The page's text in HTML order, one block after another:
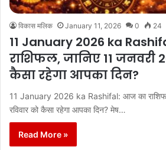
विकास मलिक January 11, 2026 0 24
11 January 2026 ka
राशिफल, जानिए 11 जनवरी
कैसा रहेगा आपका दिन?
11 January 2026 ka Rashifal: आज का
रविवार को कैसा रहेगा आपका दिन? मेष…
Read More »